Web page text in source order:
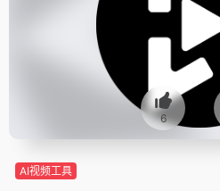
6
AI视频工具